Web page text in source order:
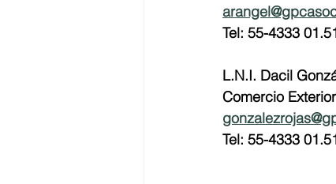
Tel: 55-4333
L.N.I. Dacil
Comercio
Tel: 55-4333